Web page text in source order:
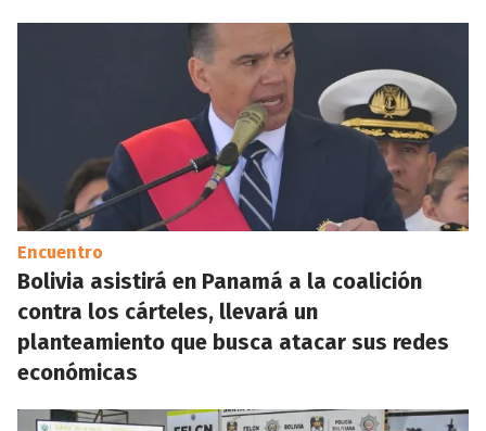
Encuentro
Bolivia asistirá en Panamá a la coalición
contra los cárteles, llevará un
planteamiento que busca atacar sus redes
económicas